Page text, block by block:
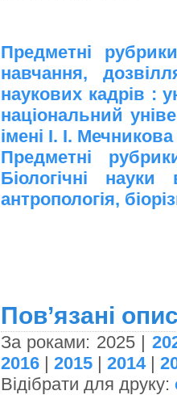
Предметні
навчання,
наукових кадрів :
національний
імені І. І. Мечникова
Предметні
Біологічні
антропологія,
Пов’язані
За роками: 2025 |
2016| 2015| 2014|
Відібрати для друку: